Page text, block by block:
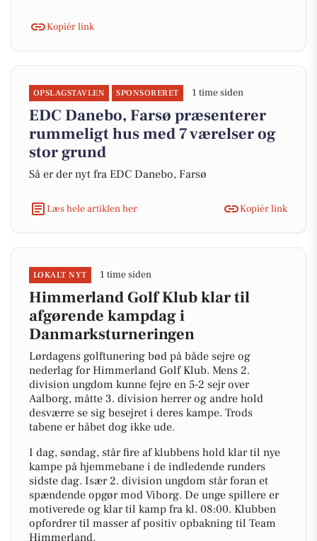
Kopiér link
OPSLAGSTAVLEN SPONSORERET 1 time siden
EDC Danebo, Farsø præsenterer
rummeligt hus med 7 værelser og
stor grund
Så er der nyt fra EDC Danebo, Farsø
Læs hele artiklen her Kopiér link
LOKALT NYT 1 time siden
Himmerland Golf Klub klar til
afgørende kampdag i
Danmarksturneringen
Lørdagens golftunering bød på både sejre og
nederlag for Himmerland Golf Klub. Mens 2.
division ungdom kunne fejre en 5-2 sejr over
Aalborg, måtte 3. division herrer og andre hold
desværre se sig besejret i deres kampe. Trods
tabene er håbet dog ikke ude.
I dag, søndag, står fire af klubbens hold klar til nye
kampe på hjemmebane i de indledende runders
sidste dag. Især 2. division ungdom står foran et
spændende opgør mod Viborg. De unge spillere er
motiverede og klar til kamp fra kl. 08:00. Klubben
opfordrer til masser af positiv opbakning til Team
Himmerland.